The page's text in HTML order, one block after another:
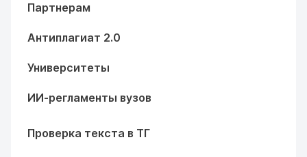
Партнерам
Антиплагиат 2.0
Университеты
ИИ-регламенты вузов
Проверка текста в ТГ